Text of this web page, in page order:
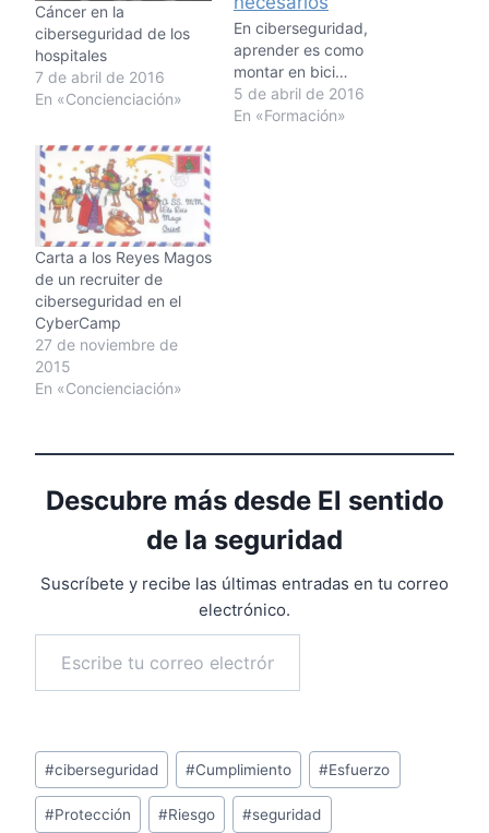
Cáncer en la
ciberseguridad de los
hospitales
7 de abril de 2016
En «Concienciación»
En ciberseguridad,
aprender es como
montar en bici…
5 de abril de 2016
En «Formación»
Carta a los Reyes Magos
de un recruiter de
ciberseguridad en el
CyberCamp
27 de noviembre de
2015
En «Concienciación»
Descubre más desde El sentido
de la seguridad
Suscríbete y recibe las últimas entradas en tu correo
electrónico.
Escribe tu correo electrónico…
Etiquetas
de
la
#ciberseguridad #Cumplimiento #Esfuerzo
#Protección #Riesgo #seguridad